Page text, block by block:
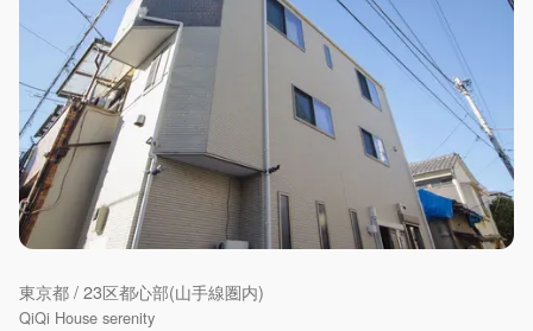
東京都 / 23区都心部(山手線圏内)
QiQi House serenity